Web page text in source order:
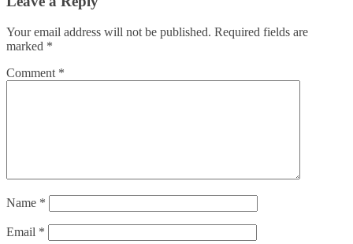
Your email address will not be published. Required fields are
marked *
Comment *
Name *
Email *